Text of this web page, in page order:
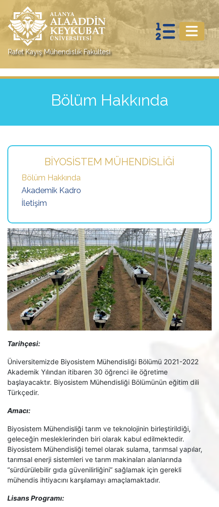
Rafet Kayış Mühendislik Fakültesi
Bölüm Hakkında
BIYOSISTEM MÜHENDISLIĞI
Bölüm Hakkında
Akademik Kadro
İletişim
Tarihçesi:
Üniversitemizde Biyosistem Mühendisliği Bölümü 2021-2022
Akademik Yılından itibaren 30 öğrenci ile öğretime
başlayacaktır. Biyosistem Mühendisliği Bölümünün eğitim dili
Türkçedir.
Amacı:
Biyosistem Mühendisliği tarım ve teknolojinin birleştirildiği,
geleceğin mesleklerinden biri olarak kabul edilmektedir.
Biyosistem Mühendisliği temel olarak sulama, tarımsal yapılar,
tarımsal enerji sistemleri ve tarım makinaları alanlarında
“sürdürülebilir gıda güvenilirliğini” sağlamak için gerekli
mühendis ihtiyacını karşılamayı amaçlamaktadır.
Lisans Programı: